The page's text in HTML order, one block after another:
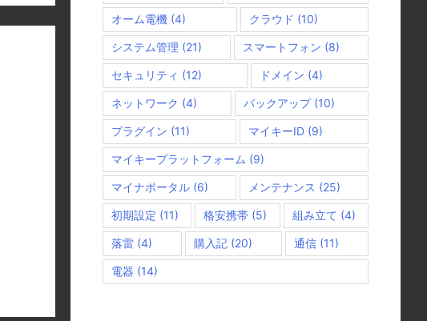
オーム電機 (4) クラウド (10)
システム管理 (21) スマートフォン (8)
セキュリティ (12) ドメイン (4)
ネットワーク (4) バックアップ(10)
プラグイン (11) マイキーID(9)
マイキープラットフォーム (9)
マイナポータル (6) メンテナンス (25)
初期設定 (11) 格安携帯 (5) 組み立て (4)
落雷 (4) 購入記 (20) 通信 (11)
電器 (14)